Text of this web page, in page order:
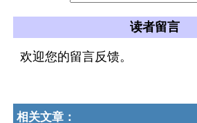
读者留言
欢迎您的留言反馈。
相关文章：